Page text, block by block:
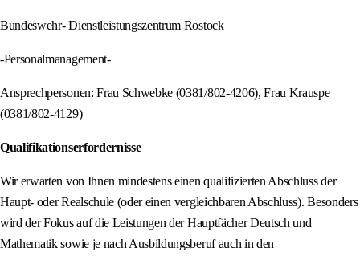
Bundeswehr- Dienstleistungszentrum Rostock
-Personalmanagement-
Ansprechpersonen: Frau Schwebke (0381/802-4206), Frau Krauspe
(0381/802-4129)
Qualifikationserfordernisse
Wir erwarten von Ihnen mindestens einen qualifizierten Abschluss der
Haupt- oder Realschule (oder einen vergleichbaren Abschluss). Besonders
wird der Fokus auf die Leistungen der Hauptfächer Deutsch und
Mathematik sowie je nach Ausbildungsberuf auch in den